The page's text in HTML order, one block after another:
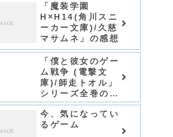
「魔装学園
H×H14(角川スニ
ーカー文庫)/久慈
マサムネ」の感想
「僕と彼女のゲー
ム戦争 (電撃文
庫)/師走トオル」
シリーズ全巻のあ
らすじ・感想
今、気になってい
るゲーム